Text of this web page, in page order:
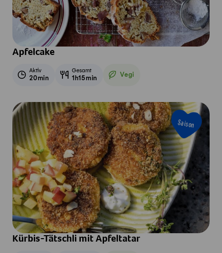
Apfelcake
Aktiv
20min
Gesamt
1h15min Vegi
Vegetarisch
Saison
Kürbis-Tätschli mit Apfeltatar